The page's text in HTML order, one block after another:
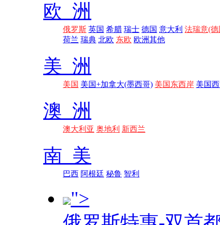
欧 洲
俄罗斯 英国 希腊 瑞士 德国 意大利 法瑞意(德
荷兰 瑞典 北欧 东欧 欧洲其他
美 洲
美国 美国+加拿大(墨西哥) 美国东西岸 美国
澳 洲
澳大利亚 奥地利 新西兰
南 美
巴西 阿根廷 秘鲁 智利
">